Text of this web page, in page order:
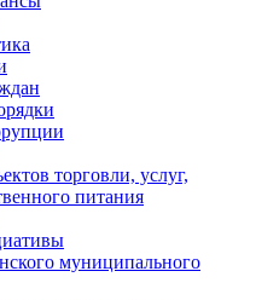
торговли, услуг,
питания
муниципального